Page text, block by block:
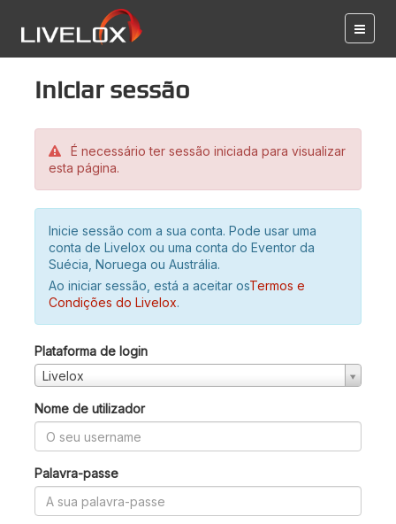
Iniciar sessão
É necessário ter sessão iniciada para visualizar
esta página.
Inicie sessão com a sua conta. Pode usar uma
conta de Livelox ou uma conta do Eventor da
Suécia, Noruega ou Austrália.
Ao iniciar sessão, está a aceitar osTermos e
Condições do Livelox.
Plataforma de login
Livelox
Nome de utilizador
Palavra-passe